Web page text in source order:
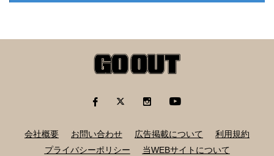
会社概要 お問い合わせ 広告掲載について
利用規約
プライバシーポリシー
当WEBサイトについて